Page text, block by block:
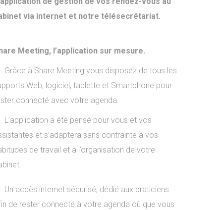
via internet et notre télésecrétariat.
Meeting, l’application sur mesure.
Grâce à Share Meeting vous disposez de tous les
Web, logiciel, tablette et Smartphone pour
connecté avec votre agenda.
L’application a été pensé pour vous et vos
et s’adaptera sans contrainte à vos
de travail et à l’organisation de votre
Un accès internet sécurisé, dédié aux praticiens
de rester connecté à votre agenda où que vous